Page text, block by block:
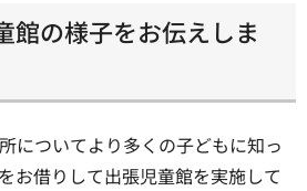
館の様子をお伝えしま
についてより多くの子どもに知っ
お借りして出張児童館を実施して